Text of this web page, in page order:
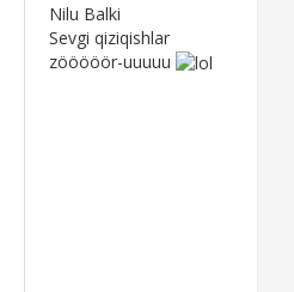
Nilu Balki
Sevgi qiziqishlar
zööööör-uuuuu